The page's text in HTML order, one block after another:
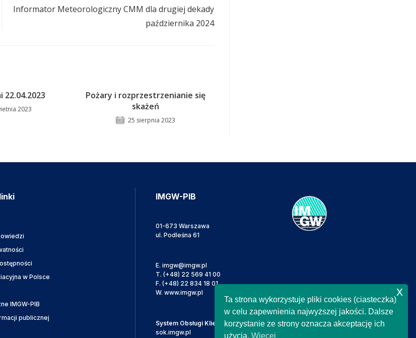
Informator Meteorologiczny CMM dla drugiej dekady
października 2024
22.04.2023
2023
Pożary i rozprzestrzenianie się
skażeń
25 sierpnia 2023
w Polsce
IMGW-PIB
publicznej
IMGW-PIB
01-673 Warszawa
ul. Podleśna 61
E. imgw@imgw.pl
T. (+48) 22 569 41 00
F. (+48) 22 834 18 01
W. www.imgw.pl
System Obsługi Klienta
sok.imgw.pl
Ta strona wykorzystuje pliki cookies (ciasteczka)
w celu zapewnienia najwyższej jakości. Dalsze
korzystanie ze strony oznacza akceptację ich
użycia.Więcej
x